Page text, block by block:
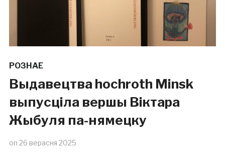
РОЗНАЕ
Выдавецтва hochroth Minsk
выпусціла вершы Віктара
Жыбуля па-нямецку
on 26 верасня 2025